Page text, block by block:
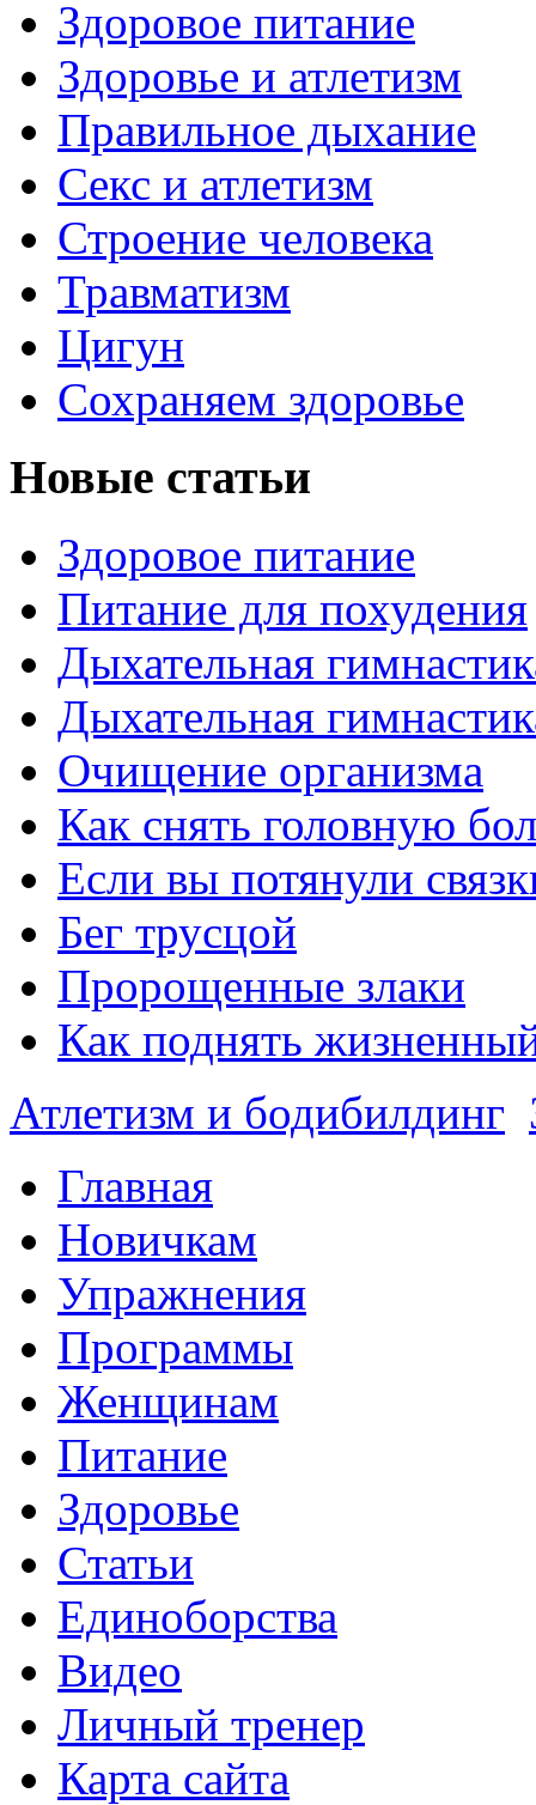
Здоровое питание
Здоровье и атлетизм
Правильное дыхание
Секс и атлетизм
Строение человека
Травматизм
Цигун
Сохраняем здоровье
Новые статьи
Здоровое питание
Питание для похудения
Дыхательная
Дыхательная
Очищение организма
Как снять головную
Если вы потянули
Бег трусцой
Пророщенные злаки
Как поднять
Атлетизм и бодибилдинг
Главная
Новичкам
Упражнения
Программы
Женщинам
Питание
Здоровье
Статьи
Единоборства
Видео
Личный тренер
Карта сайта